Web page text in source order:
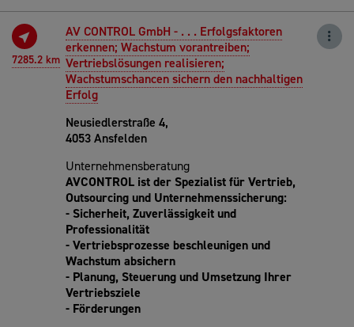
7285.2 km
AV CONTROL GmbH - . . . Erfolgsfaktoren
erkennen; Wachstum vorantreiben;
Vertriebslösungen realisieren;
Wachstumschancen sichern den nachhaltigen
Erfolg
Neusiedlerstraße 4,
4053 Ansfelden
Unternehmensberatung
AVCONTROL ist der Spezialist für Vertrieb,
Outsourcing und Unternehmenssicherung:
- Sicherheit, Zuverlässigkeit und
Professionalität
- Vertriebsprozesse beschleunigen und
Wachstum absichern
- Planung, Steuerung und Umsetzung Ihrer
Vertriebsziele
- Förderungen